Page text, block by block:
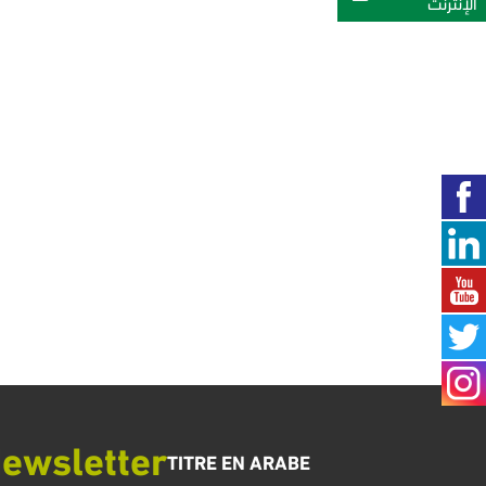
TITRE EN ARABE